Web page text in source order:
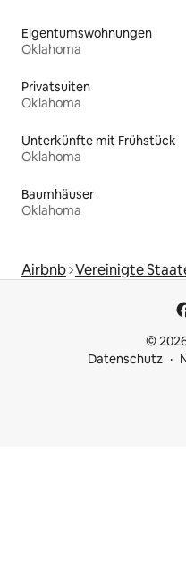
Eigentumswohnungen
Oklahoma
Privatsuiten
Oklahoma
Unterkünfte mit Frühstück
Oklahoma
Baumhäuser
Oklahoma
Airbnb Vereinigte
©
Datenschutz